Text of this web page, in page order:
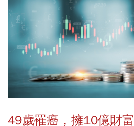
49歲罹癌，擁10億財